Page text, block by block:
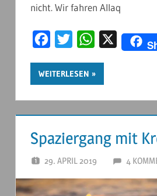
nicht. Wir fahren Allaq
FacebookTwitter WhatsApp
X
WEITERLESEN
Spaziergang mit
29. APRIL 2019 4